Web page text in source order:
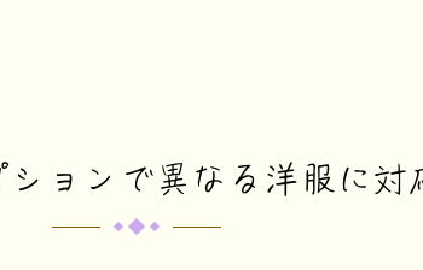
ションで異なる洋服に対